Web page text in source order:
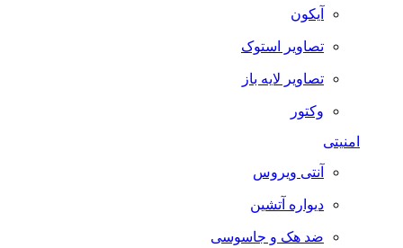
آیکون
تصاویر استوک
تصاویر لایه باز
وکتور
امنیتی
آنتی ویروس
دیواره آتشین
ضد هک و جاسوسی